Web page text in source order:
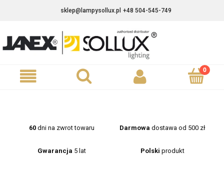
sklep@lampysollux.pl +48 504-545-749
60dni na zwrot towaru Darmowa dostawa od 500 zł
Gwarancja 5 lat Polski produkt